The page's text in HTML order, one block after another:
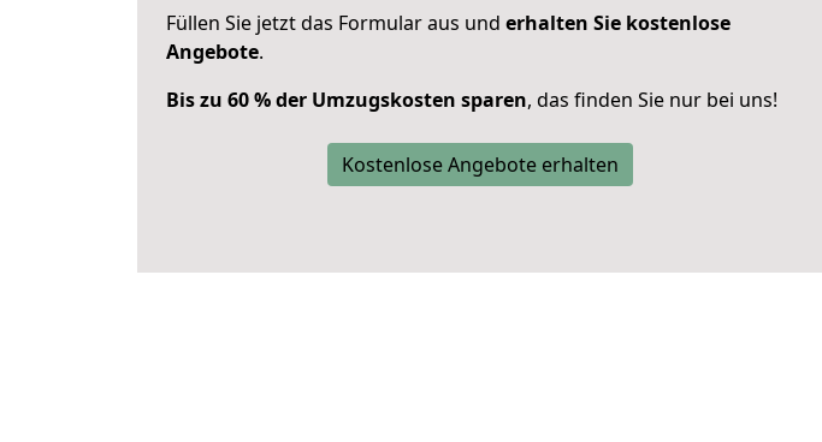
Füllen Sie jetzt das Formular aus und erhalten Sie kostenlose
Angebote.
Bis zu 60 % der Umzugskosten sparen, das finden Sie nur bei uns!
Kostenlose Angebote erhalten